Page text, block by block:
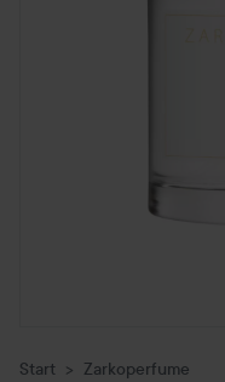
Start Zarkoperfume